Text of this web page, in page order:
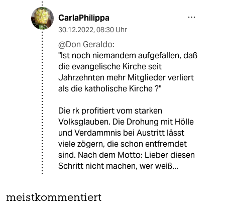
CarlaPhilippa
30.12.2022, 08:30 Uhr
@Don Geraldo:
"Ist noch niemandem aufgefallen, daß
die evangelische Kirche seit
Jahrzehnten mehr Mitglieder verliert
als die katholische Kirche ?"
Die rk profitiert vom starken
Volksglauben. Die Drohung mit Hölle
und Verdammnis bei Austritt lässt
viele zögern, die schon entfremdet
sind. Nach dem Motto: Lieber diesen
Schritt nicht machen, wer weiß...
meistkommentiert